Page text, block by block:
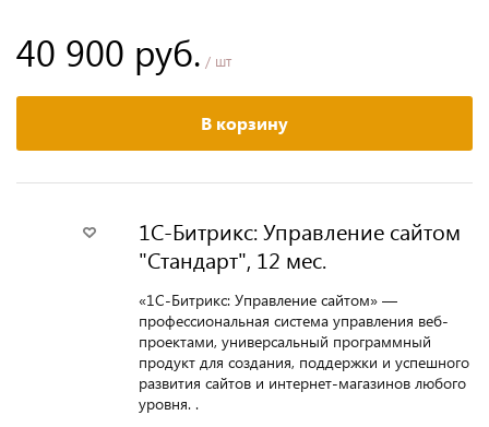
40 900 руб. / шт
В корзину
1С-Битрикс: Управление сайтом
"Стандарт", 12 мес.
«1С-Битрикс: Управление сайтом» —
профессиональная система управления веб-
проектами, универсальный программный
продукт для создания, поддержки и успешного
развития сайтов и интернет-магазинов любого
уровня. .